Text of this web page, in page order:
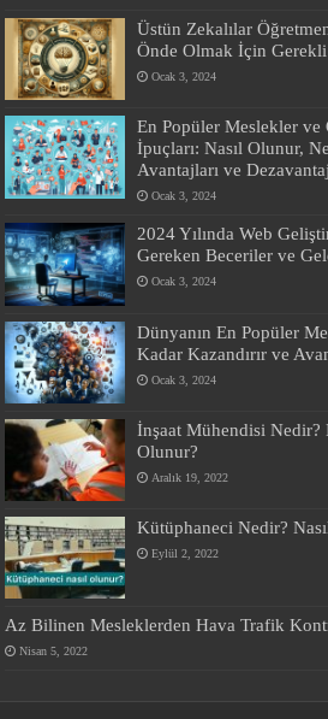
Üstün Zekalılar
Önde Olmak İçin
Ocak 3, 2024
En Popüler Meslekler
İpuçları: Nasıl Olunur,
Avantajları ve
Ocak 3, 2024
2024 Yılında Web
Gereken Beceriler ve
Ocak 3, 2024
Dünyanın En Popüler
Kadar Kazandırır ve
Ocak 3, 2024
İnşaat Mühendisi Nedir?
Olunur?
Aralık 19, 2022
Kütüphaneci Nedir?
Eylül 2, 2022
Az Bilinen Mesleklerden Hava Trafik
Nisan 5, 2022